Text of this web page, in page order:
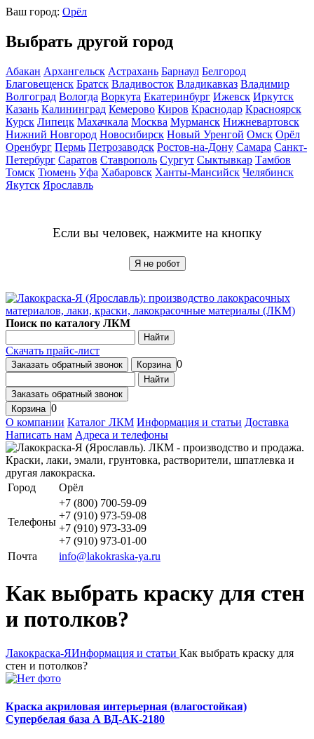
Ваш город: Орёл
Выбрать другой город
Абакан Архангельск Астрахань Барнаул Белгород
Благовещенск Братск Владивосток Владикавказ Владимир
Волгоград Вологда Воркута Екатеринбург Ижевск Иркутск
Казань Калининград Кемерово Киров Краснодар Красноярск
Курск Липецк Махачкала Москва Мурманск Нижневартовск
Нижний Новгород Новосибирск Новый Уренгой Омск Орёл
Оренбург Пермь Петрозаводск Ростов-на-Дону Самара Санкт-
Петербург Саратов Ставрополь Сургут Сыктывкар Тамбов
Томск Тюмень Уфа Хабаровск Ханты-Мансийск Челябинск
Якутск Ярославль
Если вы человек, нажмите на кнопку
Я не робот
Поиск по каталогу ЛКМ
Найти
Скачать прайс-лист
Заказать обратный звонок Корзина 0
Найти
Заказать обратный звонок
Корзина 0
О компании Каталог ЛКМ Информация и статьи Доставка
Написать нам Адреса и телефоны
Город Орёл
Телефоны
+7 (800) 700-59-09
+7 (910) 973-59-08
+7 (910) 973-33-09
+7 (910) 973-01-00
Почта
info@lakokraska-ya.ru
Как выбрать краску для стен
и потолков?
Лакокраска-ЯИнформация и статьи Как выбрать краску для
стен и потолков?
Краска акриловая интерьерная (влагостойкая)
Супербелая база А ВД-АК-2180